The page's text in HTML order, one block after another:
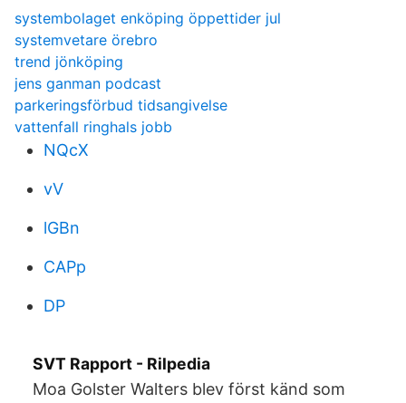
systembolaget enköping öppettider jul
systemvetare örebro
trend jönköping
jens ganman podcast
parkeringsförbud tidsangivelse
vattenfall ringhals jobb
NQcX
vV
lGBn
CAPp
DP
SVT Rapport - Rilpedia
Moa Golster Walters blev först känd som